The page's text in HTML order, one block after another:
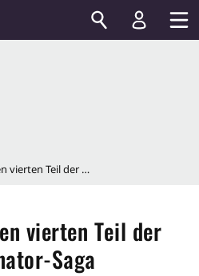
Einblicke in den vierten Teil der Terminator-Saga
vierten Teil der
Saga